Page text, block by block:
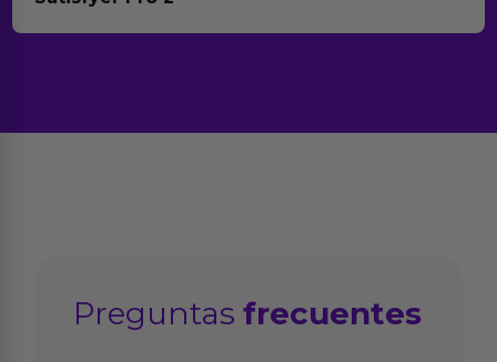
Preguntasfrecuentes